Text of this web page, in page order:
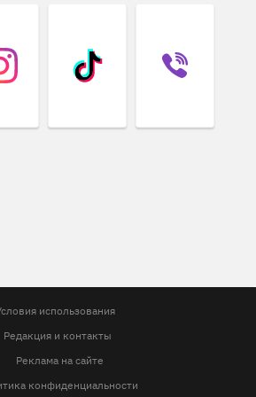
использования
Редакция и контакты
Реклама на сайте
конфиденциальности